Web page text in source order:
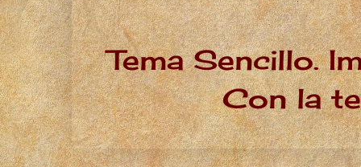
Tema Sencillo.
Con la